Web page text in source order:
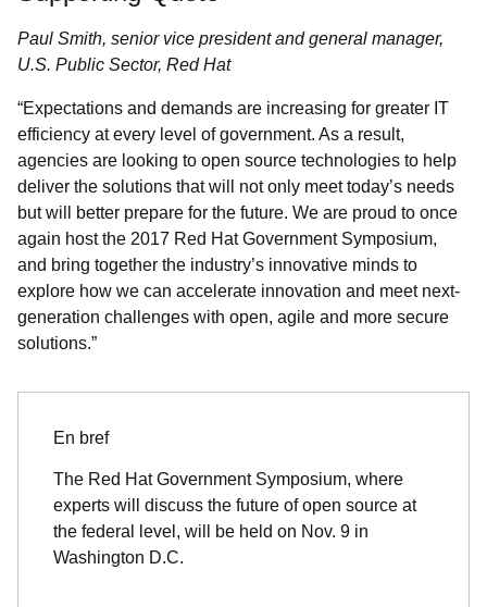
Paul Smith, senior vice president and general manager,
U.S. Public Sector, Red Hat
“Expectations and demands are increasing for greater IT
efficiency at every level of government. As a result,
agencies are looking to open source technologies to help
deliver the solutions that will not only meet today’s needs
but will better prepare for the future. We are proud to once
again host the 2017 Red Hat Government Symposium,
and bring together the industry’s innovative minds to
explore how we can accelerate innovation and meet next-
generation challenges with open, agile and more secure
solutions.”
En bref
The Red Hat Government Symposium, where
experts will discuss the future of open source at
the federal level, will be held on Nov. 9 in
Washington D.C.